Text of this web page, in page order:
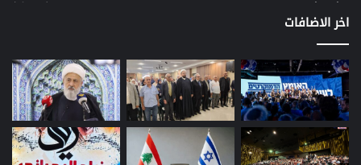
إقتصاد
(1٬039)
إعمار
(3)
بيئة
(16)
دراسة
(24)
طاقة
(12)
مصارف
(168)
اخر الاضافات